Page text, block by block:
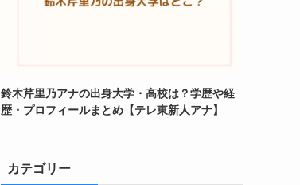
鈴木芹里乃アナの出身大学・高校は？学歴や経
歴・プロフィールまとめ【テレ東新人アナ】
カテゴリー